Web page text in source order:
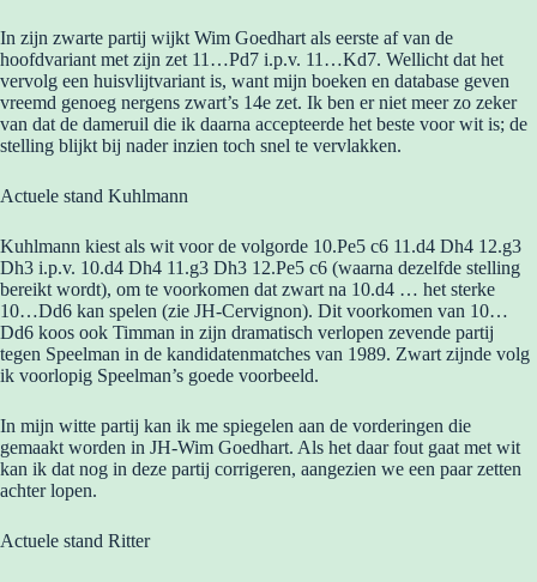
In zijn zwarte partij wijkt Wim Goedhart als eerste af van de
hoofdvariant met zijn zet 11…Pd7 i.p.v. 11…Kd7. Wellicht dat het
vervolg een huisvlijtvariant is, want mijn boeken en database geven
vreemd genoeg nergens zwart’s 14e zet. Ik ben er niet meer zo zeker
van dat de dameruil die ik daarna accepteerde het beste voor wit is; de
stelling blijkt bij nader inzien toch snel te vervlakken.
Actuele stand Kuhlmann
Kuhlmann kiest als wit voor de volgorde 10.Pe5 c6 11.d4 Dh4 12.g3
Dh3 i.p.v. 10.d4 Dh4 11.g3 Dh3 12.Pe5 c6 (waarna dezelfde stelling
bereikt wordt), om te voorkomen dat zwart na 10.d4 … het sterke
10…Dd6 kan spelen (zie JH-Cervignon). Dit voorkomen van 10…
Dd6 koos ook Timman in zijn dramatisch verlopen zevende partij
tegen Speelman in de kandidatenmatches van 1989. Zwart zijnde volg
ik voorlopig Speelman’s goede voorbeeld.
In mijn witte partij kan ik me spiegelen aan de vorderingen die
gemaakt worden in JH-Wim Goedhart. Als het daar fout gaat met wit
kan ik dat nog in deze partij corrigeren, aangezien we een paar zetten
achter lopen.
Actuele stand Ritter